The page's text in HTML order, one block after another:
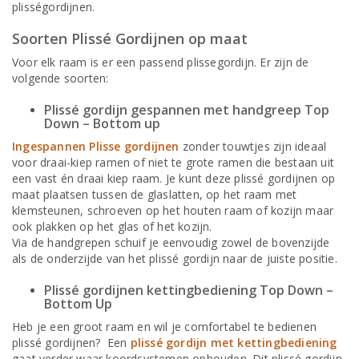
plisségordijnen.
Soorten Plissé Gordijnen op maat
Voor elk raam is er een passend plissegordijn. Er zijn de
volgende soorten:
Plissé gordijn gespannen met handgreep Top
Down – Bottom up
Ingespannen Plisse gordijnen zonder touwtjes zijn ideaal
voor draai-kiep ramen of niet te grote ramen die bestaan uit
een vast én draai kiep raam. Je kunt deze plissé gordijnen op
maat plaatsen tussen de glaslatten, op het raam met
klemsteunen, schroeven op het houten raam of kozijn maar
ook plakken op het glas of het kozijn.
Via de handgrepen schuif je eenvoudig zowel de bovenzijde
als de onderzijde van het plissé gordijn naar de juiste positie.
Plissé gordijnen kettingbediening Top Down –
Bottom Up
Heb je een groot raam en wil je comfortabel te bedienen
plissé gordijnen? Een plissé gordijn met kettingbediening